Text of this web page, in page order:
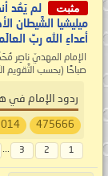
مثبت
لم يَعُد
ميليشيا الشَّيطان
أعداءِ الله ربِّ
صباحًا (بحسب التَّقويم
ردود الإمام في
475666
1
2
3
...